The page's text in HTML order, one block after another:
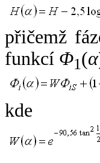
přičemž
funkcí Φ1(α
kde